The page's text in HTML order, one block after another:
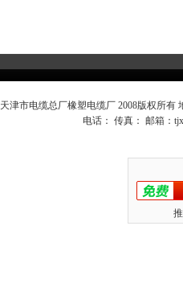
天津市电缆总厂橡塑电缆厂 2008版权所
电话： 传真： 邮箱：